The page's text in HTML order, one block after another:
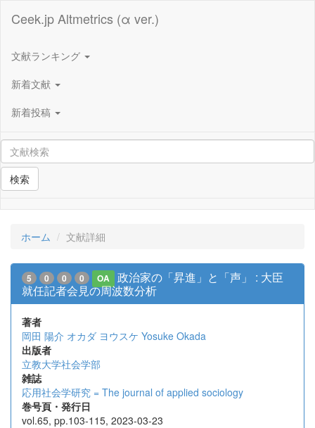
Ceek.jp Altmetrics (α ver.)
文献ランキング
新着文献
新着投稿
検索
ホーム 文献詳細
5 0 0 0 OA
政治家の「昇進」と「声」 : 大臣
就任記者会見の周波数分析
著者
岡田 陽介 オカダ ヨウスケ Yosuke Okada
出版者
立教大学社会学部
雑誌
応用社会学研究 = The journal of applied sociology
巻号頁・発行日
vol.65, pp.103-115, 2023-03-23